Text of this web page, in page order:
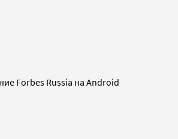
Forbes Russia на Android